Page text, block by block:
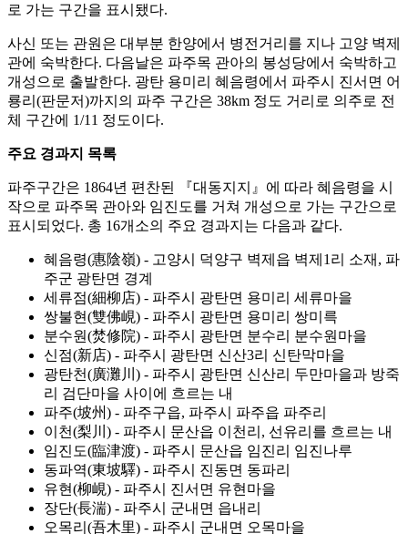
로 가는 구간을 표시됐다.
사신 또는 관원은 대부분 한양에서 병전거리를 지나 고양 벽제
관에 숙박한다. 다음날은 파주목 관아의 봉성당에서 숙박하고
개성으로 출발한다. 광탄 용미리 혜음령에서 파주시 진서면 어
룡리(판문저)까지의 파주 구간은 38km 정도 거리로 의주로 전
체 구간에 1/11 정도이다.
주요 경과지 목록
파주구간은 1864년 편찬된 『대동지지』에 따라 혜음령을 시
작으로 파주목 관아와 임진도를 거쳐 개성으로 가는 구간으로
표시되었다. 총 16개소의 주요 경과지는 다음과 같다.
혜음령(惠陰嶺) - 고양시 덕양구 벽제읍 벽제1리 소재, 파
주군 광탄면 경계
세류점(細柳店) - 파주시 광탄면 용미리 세류마을
쌍불현(雙佛峴) - 파주시 광탄면 용미리 쌍미륵
분수원(焚修院) - 파주시 광탄면 분수리 분수원마을
신점(新店) - 파주시 광탄면 신산3리 신탄막마을
광탄천(廣灘川) - 파주시 광탄면 신산리 두만마을과 방죽
리 검단마을 사이에 흐르는 내
파주(坡州) - 파주구읍, 파주시 파주읍 파주리
이천(梨川) - 파주시 문산읍 이천리, 선유리를 흐르는 내
임진도(臨津渡) - 파주시 문산읍 임진리 임진나루
동파역(東坡驛) - 파주시 진동면 동파리
유현(柳峴) - 파주시 진서면 유현마을
장단(長湍) - 파주시 군내면 읍내리
오목리(吾木里) - 파주시 군내면 오목마을